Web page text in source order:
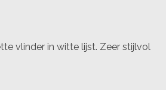
vlinder in witte lijst. Zeer stijlvol